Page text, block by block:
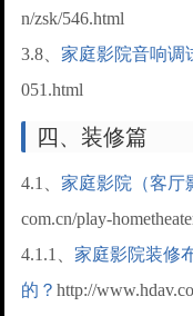
n/zsk/546.html
3.8、家庭影院音响调
051.html
四、装修篇
4.1、家庭影院（客厅
com.cn/play-
4.1.1、家庭影院装修
的？http://